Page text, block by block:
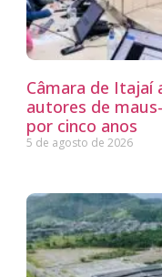
Câmara de Itajaí
autores de
por cinco anos
5 de agosto de 2026